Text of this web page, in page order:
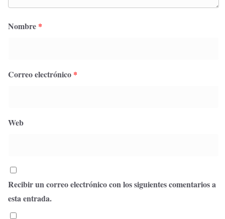
Nombre *
Correo electrónico *
Web
Recibir un correo electrónico con los siguientes comentarios a
esta entrada.